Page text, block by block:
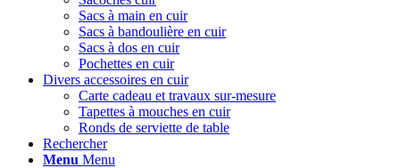
Sacs à main en cuir
Sacs à bandoulière en cuir
Sacs à dos en cuir
Pochettes en cuir
Divers accessoires en cuir
Carte cadeau et travaux sur-mesure
Tapettes à mouches en cuir
Ronds de serviette de table
Rechercher
Menu Menu